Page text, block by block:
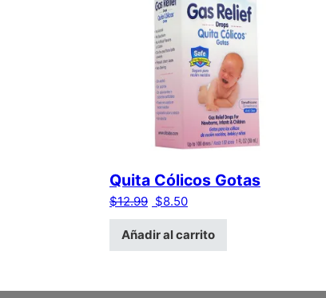
Quita Cólicos Gotas
$12.99 El precio original era: $12.99.
$8.50El precio actual es: $8.50.
Añadir al carrito